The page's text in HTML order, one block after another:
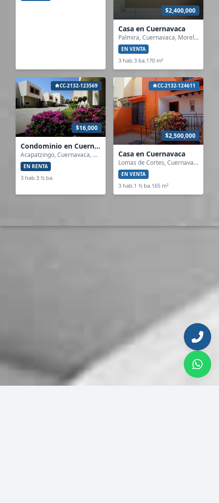
$2,400,000
Casa en Cuernavaca
Palmira, Cuernavaca, Morelos
EN VENTA
3 hab. 3 ba. 170 m²
CC-2132-123569
$16,000
Condominio en Cuernavaca
Acapatzingo, Cuernavaca, Morelos
EN RENTA
3 hab.3 ½ ba.
CC-2132-124611
$2,500,000
Casa en Cuernavaca
Lomas de Cortes, Cuernavaca, Morelos
EN VENTA
3 hab. 1 ½ ba. 165 m²